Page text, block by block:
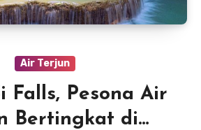
Air Terjun
Falls, Pesona Air
Bertingkat di